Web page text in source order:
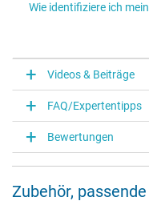
Wie identifiziere ich
Videos & Beiträge
FAQ/Expertentipps
Bewertungen
Zubehör,